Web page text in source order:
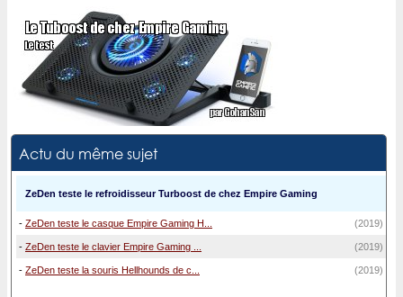
Actu du même sujet
ZeDen teste le refroidisseur Turboost de chez Empire Gaming
- ZeDen teste le casque Empire Gaming H... (2019)
- ZeDen teste le clavier Empire Gaming ... (2019)
- ZeDen teste la souris Hellhounds de c... (2019)